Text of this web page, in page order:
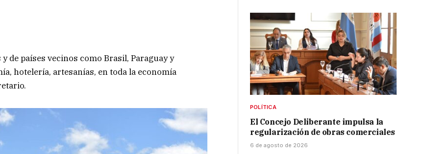
de países vecinos como Brasil, Paraguay y
hotelería, artesanías, en toda la economía
POLÍTICA
El Concejo Deliberante impulsa la
regularización de obras comerciales
6 de agosto de 2026